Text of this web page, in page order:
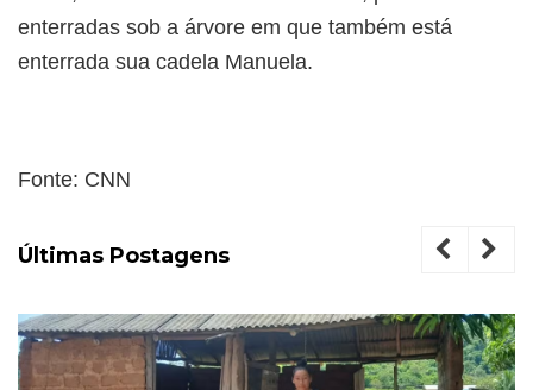
enterradas sob a árvore em que também está
enterrada sua cadela Manuela.
Fonte: CNN
Últimas Postagens